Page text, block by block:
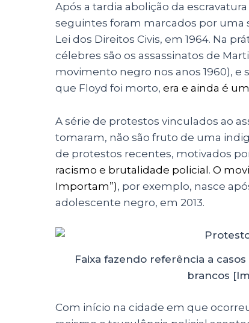
Após a tardia abolição da
seguintes foram marcados por uma
Lei dos Direitos Civis, em 1964. Na
célebres são os assassinatos de
movimento negro nos anos 1960), e
que Floyd foi morto, era e ainda é
A série de protestos vinculados ao
tomaram, não são fruto de uma
de protestos recentes, motivados
racismo e brutalidade policial. O
Importam”), por exemplo, nasce
adolescente negro, em 2013.
Faixa fazendo referência a
brancos
Com início na cidade em que